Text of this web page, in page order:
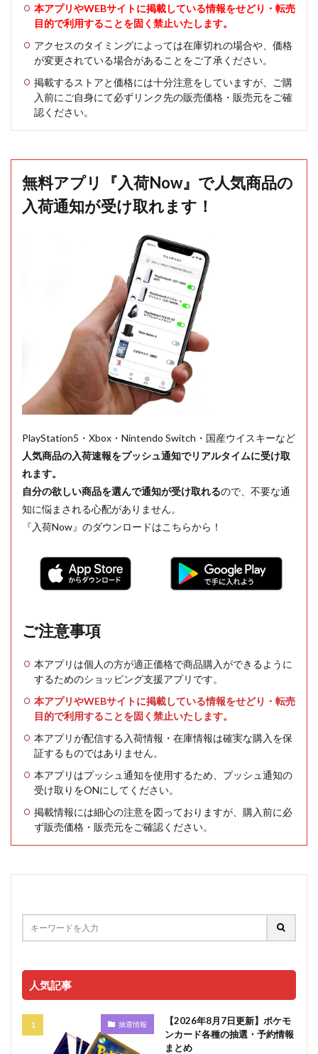
本アプリやWEBサイトに掲載している情報をせどり・転売
目的で利用することを固く禁止いたします。
アクセスのタイミングによっては在庫切れの場合や、価格
が変更されている場合があることをご了承ください。
掲載するストアと価格には十分注意をしていますが、ご購
入前にご自身にて必ずリンク先の販売価格・販売元をご確
認ください。
無料アプリ『入荷Now』で人気商品の
入荷通知が受け取れます！
PlayStation5・Xbox・Nintendo Switch・国産ウイスキーなど
人気商品の入荷速報をプッシュ通知でリアルタイムに受け取
れます。
自分の欲しい商品を選んで通知が受け取れるので、不要な通
知に悩まされる心配がありません。
『入荷Now』のダウンロードはこちらから！
ご注意事項
本アプリは個人の方が適正価格で商品購入ができるように
するためのショッピング支援アプリです。
本アプリやWEBサイトに掲載している情報をせどり・転売
目的で利用することを固く禁止いたします。
本アプリが配信する入荷情報・在庫情報は確実な購入を保
証するものではありません。
本アプリはプッシュ通知を使用するため、プッシュ通知の
受け取りをONにしてください。
掲載情報には細心の注意を図っておりますが、購入前に必
ず販売価格・販売元をご確認ください。
人気記事
抽選情報
【2026年8月7日更新】ポケモ
ンカード各種の抽選・予約情報
まとめ